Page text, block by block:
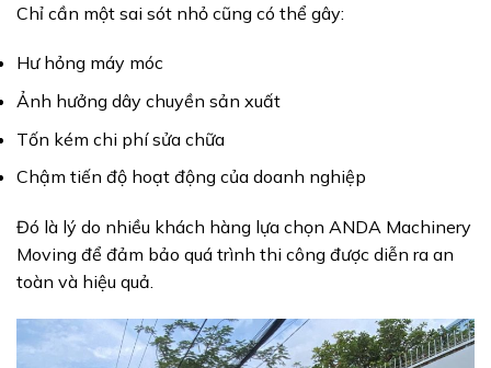
Chỉ cần một sai sót nhỏ cũng có thể gây:
Hư hỏng máy móc
Ảnh hưởng dây chuyền sản xuất
Tốn kém chi phí sửa chữa
Chậm tiến độ hoạt động của doanh nghiệp
Đó là lý do nhiều khách hàng lựa chọn ANDA Machinery
Moving để đảm bảo quá trình thi công được diễn ra an
toàn và hiệu quả.